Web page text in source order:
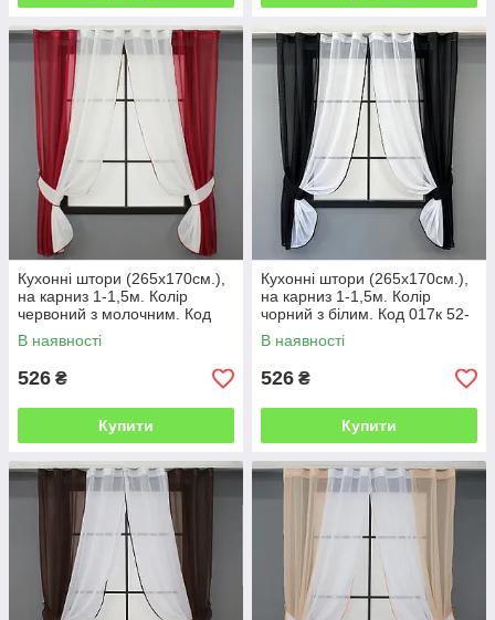
Кухонні штори (265х170см.),
на карниз 1-1,5м. Колір
червоний з молочним. Код
017к 52-0925
В наявності
526 ₴
Купити
Кухонні штори (265х170см.),
на карниз 1-1,5м. Колір
чорний з білим. Код 017к 52-
1166
В наявності
526 ₴
Купити